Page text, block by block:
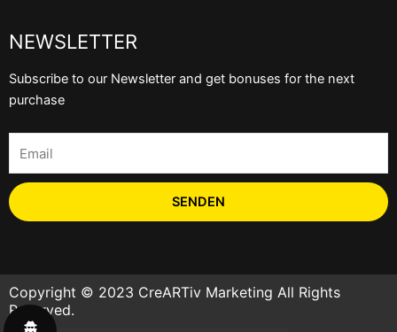
NEWSLETTER
Subscribe to our Newsletter and get bonuses for the next
purchase
SENDEN
Copyright © 2023 CreARTiv Marketing All Rights
Reserved.